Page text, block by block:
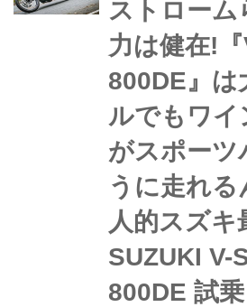
たVストローム
よ未舗装路での走
んですが、大型ア
でダート走行って
当に楽しめるの!?︎
ストローム
力は健在!
800DE』は
ルでもワ
がスポーツ
うに走れる
人的スズキ
SUZUKI V-
800DE 試